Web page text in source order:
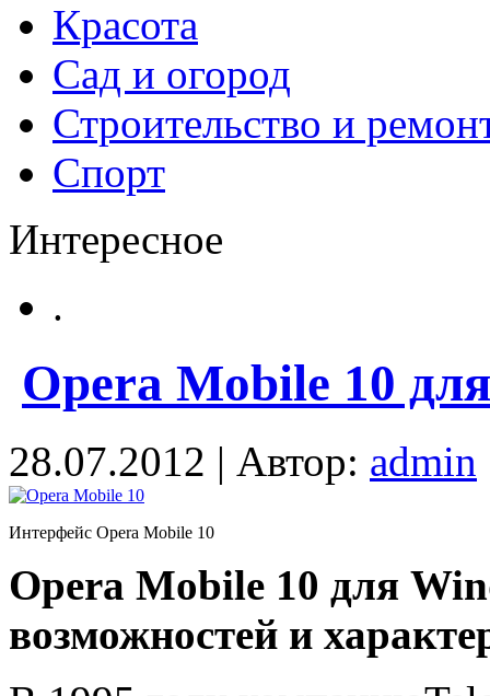
Красота
Сад и огород
Строительство и
Спорт
Интересное
.
Opera Mobile 10
28.07.2012 | Автор: admin
Интерфейс Opera Mobile 10
Opera Mobile 10 для
возможностей и